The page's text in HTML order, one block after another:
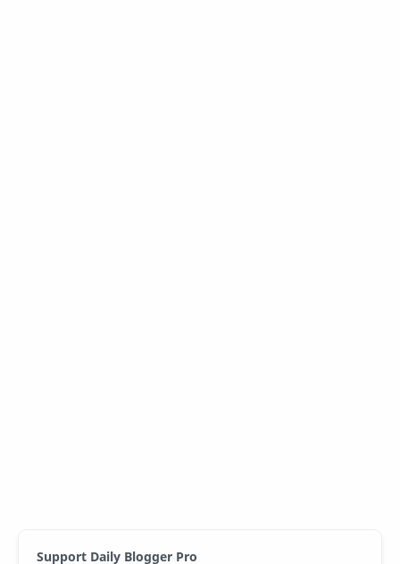
Support Daily Blogger Pro